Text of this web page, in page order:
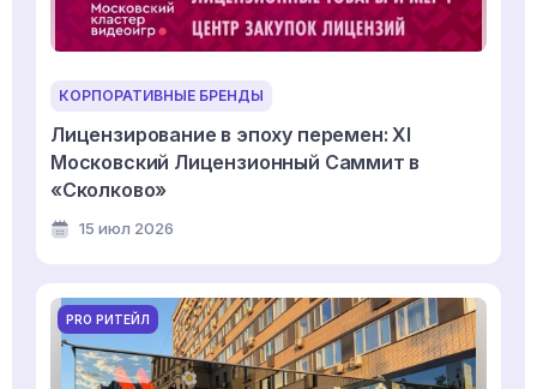
КОРПОРАТИВНЫЕ БРЕНДЫ
Лицензирование в эпоху перемен: XI
Московский Лицензионный Саммит в
«Сколково»
15 июл 2026
PRO РИТЕЙЛ